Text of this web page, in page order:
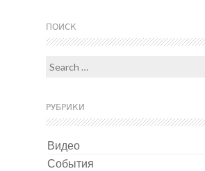
ПОИСК
Search for:
РУБРИКИ
Видео
События